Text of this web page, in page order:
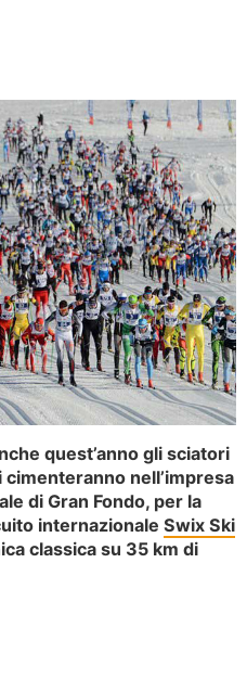
quest’anno gli sciatori
nell’impresa
di Gran Fondo, per la
internazionale Swix Ski
classica su 35 km di